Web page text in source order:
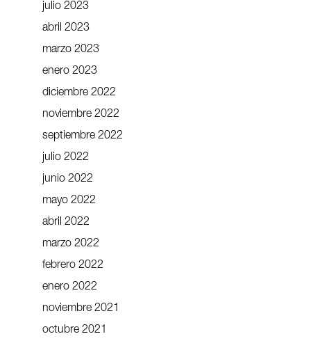
julio 2023
abril 2023
marzo 2023
enero 2023
diciembre 2022
noviembre 2022
septiembre 2022
julio 2022
junio 2022
mayo 2022
abril 2022
marzo 2022
febrero 2022
enero 2022
noviembre 2021
octubre 2021